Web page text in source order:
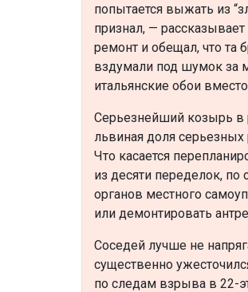
попытается выжать из
признал, —
ремонт и обещал, что та
вздумали под шумок за
итальянские обои
Серьезнейший козырь в
львиная доля
Что касается
из десяти переделок, по
органов местного
или демонтировать
Соседей лучше не
существенно
по следам взрыва в 22-